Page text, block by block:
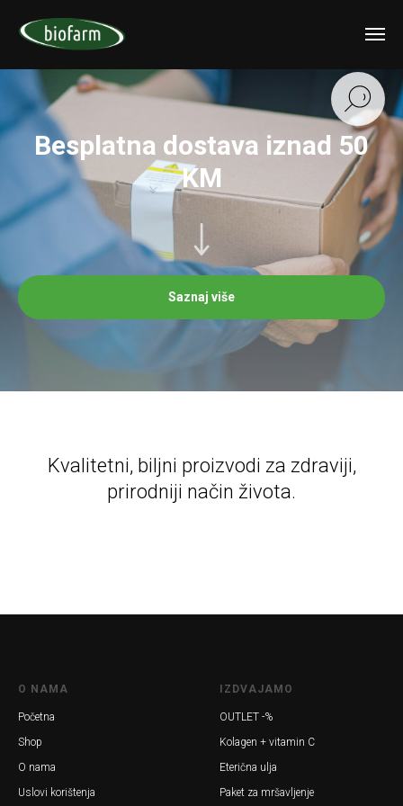
Besplatna dostava iznad 50
KM
Saznaj više
Kvalitetni, biljni proizvodi za zdraviji,
prirodniji način života.
O NAMA
Početna
Shop
O nama
Uslovi korištenja
IZDVAJAMO
OUTLET -%
Kolagen + vitamin C
Eterična ulja
Paket za mršavljenje